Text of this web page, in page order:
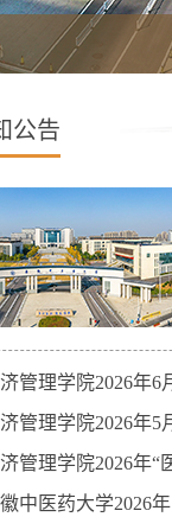
公告
管理学院2026年
管理学院2026年
管理学院2026年
中医药大学2026